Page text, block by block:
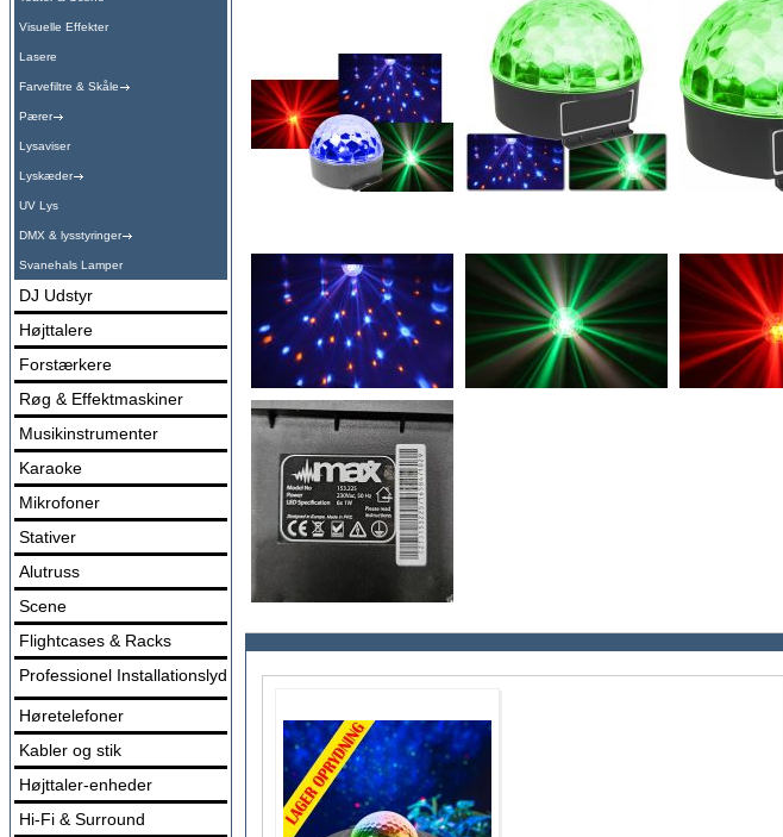
Visuelle Effekter
Lasere
Farvefiltre & Skåle
Pærer
Lysaviser
Lyskæder
UV Lys
DMX & lysstyringer
Svanehals Lamper
DJ Udstyr
Højttalere
Forstærkere
Røg & Effektmaskiner
Musikinstrumenter
Karaoke
Mikrofoner
Stativer
Alutruss
Scene
Flightcases & Racks
Professionel Installationslyd
Høretelefoner
Kabler og stik
Højttaler-enheder
Hi-Fi & Surround